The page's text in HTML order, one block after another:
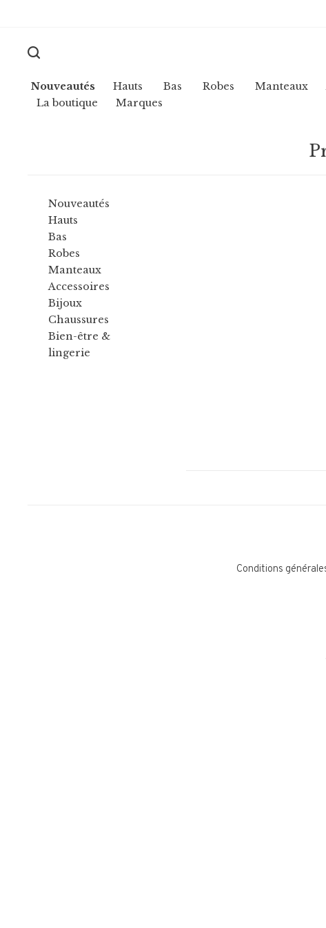
Nouveautés Hauts Bas Robes Manteaux
La boutique
Marques
Nouveautés
Hauts
Bas
Robes
Manteaux
Accessoires
Bijoux
Chaussures
Bien-être &
lingerie
Conditions